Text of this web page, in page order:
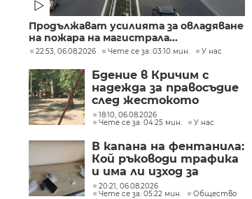
Продължават усилията за овладяване
на пожара на магистрала...
22:53, 06.08.2026 Чете се за: 03:10 мин. У нас
Бдение в Кричим с
надежда за правосъдие
след жестокото
убийство на млад мъж
в Пловдив от
18:10, 06.08.2026
Чете се за: 04:25 мин.
У нас
В капана на фентанила:
Кой ръководи трафика
и има ли изход за
пристрастените?
20:21, 06.08.2026
Чете се за: 05:22 мин.
Общество